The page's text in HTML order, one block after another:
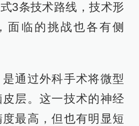
3条技术路线，技术形
面临的挑战也各有侧
通过外科手术将微型
层。这一技术的神经
最高，但也有明显短